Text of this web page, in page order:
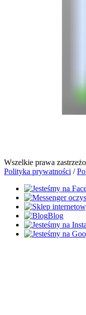
Wszelkie prawa
Polityka prywatności /
Blog